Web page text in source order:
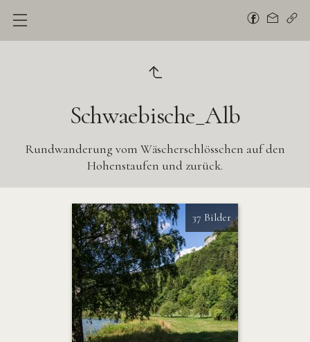
Schwaebische_Alb
Rundwanderung vom Wäscherschlösschen auf den
Hohenstaufen und zurück.
37 Bilder